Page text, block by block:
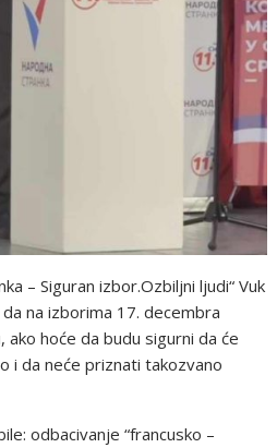
– Siguran izbor.Ozbiljni ljudi“ Vuk
na izborima 17. decembra
ako hoće da budu sigurni da će
i da neće priznati takozvano
odbacivanje “francusko –